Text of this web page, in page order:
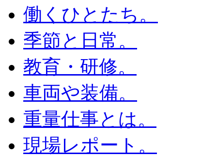
働くひとたち。
季節と日常。
教育・研修。
車両や装備。
重量仕事とは。
現場レポート。